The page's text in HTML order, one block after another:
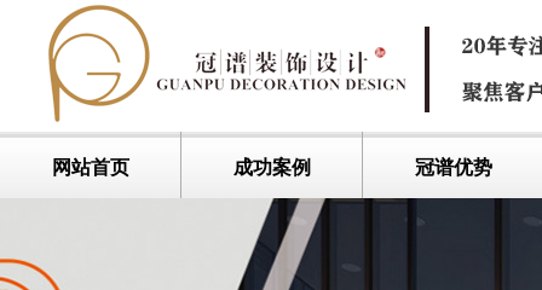
网站首页 成功案例 冠谱优势